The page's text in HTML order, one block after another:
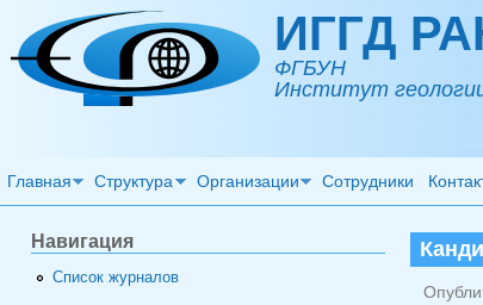
Перейти к основному содержанию ИГГД
ФГБУН
Институт
Главная Структура Организации Сотрудники
Навигация
Список журналов